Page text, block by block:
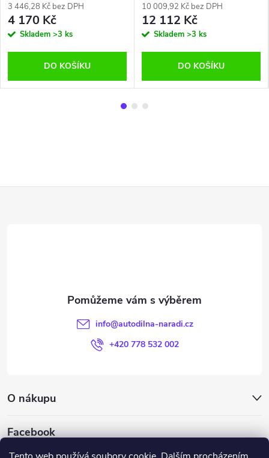
3 446,28 Kč bez DPH
4 170 Kč
Skladem >3 ks
DO KOŠÍKU
10 009,92 Kč bez DPH
12 112 Kč
Skladem >3 ks
DO KOŠÍKU
info@autodilna-naradi.cz
+420 778 532 002
O nákupu
Facebook